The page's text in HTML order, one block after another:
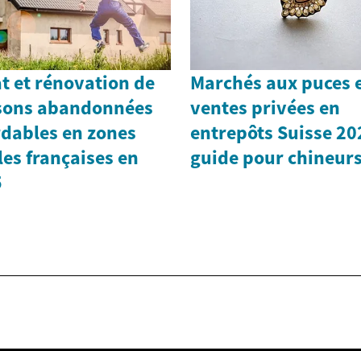
et rénovation de
abandonnées
en zones
françaises en
Marchés aux puces
ventes privées en
entrepôts Suisse
guide pour chineurs